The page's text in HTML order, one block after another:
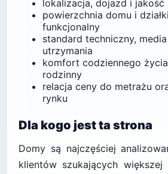
lokalizacja, dojazd i jakość
powierzchnia domu i
funkcjonalny
standard techniczny,
utrzymania
komfort codziennego
rodzinny
relacja ceny do metrażu
rynku
Dla kogo jest ta strona
Domy są najczęściej
klientów szukających